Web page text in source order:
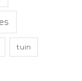
tuin